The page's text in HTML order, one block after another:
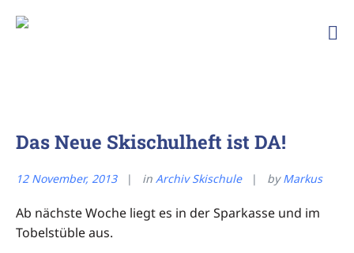
Das Neue Skischulheft ist DA!
12 November, 2013 in Archiv Skischule byMarkus
Ab nächste Woche liegt es in der Sparkasse und im
Tobelstüble aus.